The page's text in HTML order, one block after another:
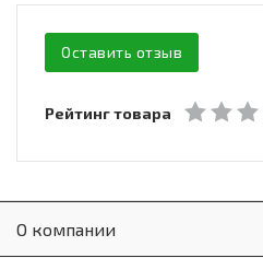
Оставить отзыв
Рейтинг товара
О компании